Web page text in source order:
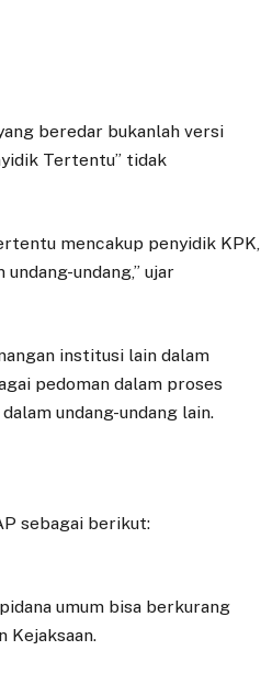
beredar bukanlah versi
Tertentu” tidak
mencakup penyidik KPK,
undang,” ujar
institusi lain dalam
pedoman dalam proses
undang-undang lain.
sebagai berikut:
umum bisa berkurang
Kejaksaan.